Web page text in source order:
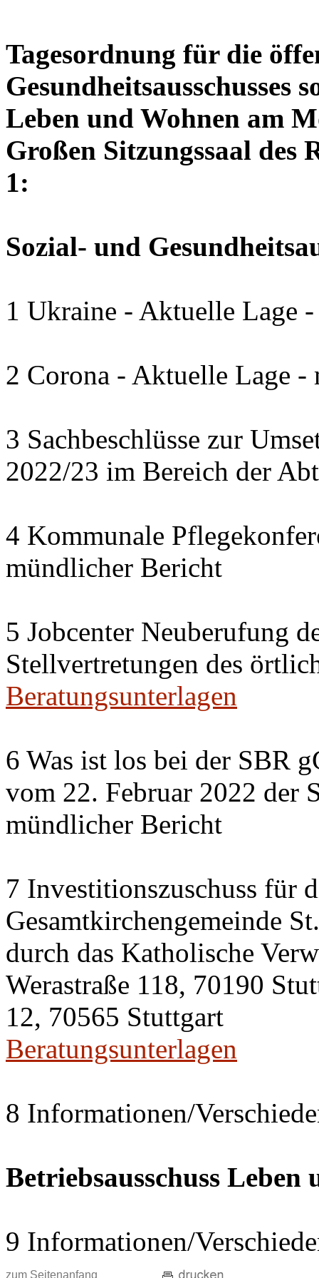
Tagesordnung für die
Gesundheitsausschusses
Leben und Wohnen am
Großen Sitzungssaal des
1:
Sozial- und
1 Ukraine - Aktuelle Lage
2 Corona - Aktuelle Lage
3 Sachbeschlüsse zur
2022/23 im Bereich der
4 Kommunale
mündlicher Bericht
5 Jobcenter Neuberufung
Stellvertretungen des
Beratungsunterlagen
6 Was ist los bei der SBR
vom 22. Februar 2022 der
mündlicher Bericht
7 Investitionszuschuss für
Gesamtkirchengemeinde
durch das Katholische
Werastraße 118, 70190
12, 70565 Stuttgart
Beratungsunterlagen
8 Informationen/
Betriebsausschuss Leben
9 Informationen/
zum Seitenanfang